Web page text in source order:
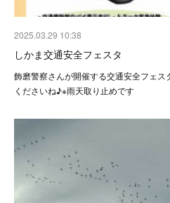
2025.03.29 10:38
しかま交通安全フェスタ
飾磨警察さんが開催する交通安全フェ
くださいね♪※雨天取り止めです